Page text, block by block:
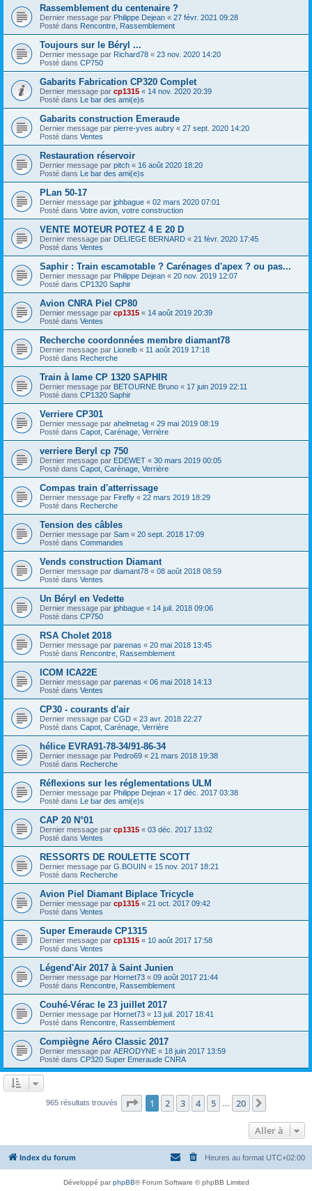
Rassemblement du centenaire ?
Dernier message par Philippe Dejean « 27 févr. 2021 09:28
Posté dans Rencontre, Rassemblement
Toujours sur le Béryl ...
Dernier message par Richard78 « 23 nov. 2020 14:20
Posté dans CP750
Gabarits Fabrication CP320 Complet
Dernier message par cp1315 « 14 nov. 2020 20:39
Posté dans Le bar des ami(e)s
Gabarits construction Emeraude
Dernier message par pierre-yves aubry « 27 sept. 2020 14:20
Posté dans Ventes
Restauration réservoir
Dernier message par pitch « 16 août 2020 18:20
Posté dans Le bar des ami(e)s
PLan 50-17
Dernier message par jphbague « 02 mars 2020 07:01
Posté dans Votre avion, votre construction
VENTE MOTEUR POTEZ 4 E 20 D
Dernier message par DELIEGE BERNARD « 21 févr. 2020 17:45
Posté dans Ventes
Saphir : Train escamotable ? Carénages d'apex ? ou pas...
Dernier message par Philippe Dejean « 20 nov. 2019 12:07
Posté dans CP1320 Saphir
Avion CNRA Piel CP80
Dernier message par cp1315 « 14 août 2019 20:39
Posté dans Ventes
Recherche coordonnées membre diamant78
Dernier message par Lionelb « 11 août 2019 17:18
Posté dans Recherche
Train à lame CP 1320 SAPHIR
Dernier message par BETOURNE Bruno « 17 juin 2019 22:11
Posté dans CP1320 Saphir
Verriere CP301
Dernier message par ahelmetag « 29 mai 2019 08:19
Posté dans Capot, Carénage, Verrière
verriere Beryl cp 750
Dernier message par EDEWET « 30 mars 2019 00:05
Posté dans Capot, Carénage, Verrière
Compas train d'atterrissage
Dernier message par Firefly « 22 mars 2019 18:29
Posté dans Recherche
Tension des câbles
Dernier message par Sam « 20 sept. 2018 17:09
Posté dans Commandes
Vends construction Diamant
Dernier message par diamant78 « 08 août 2018 08:59
Posté dans Ventes
Un Béryl en Vedette
Dernier message par jphbague « 14 juil. 2018 09:06
Posté dans CP750
RSA Cholet 2018
Dernier message par parenas « 20 mai 2018 13:45
Posté dans Rencontre, Rassemblement
ICOM ICA22E
Dernier message par parenas « 06 mai 2018 14:13
Posté dans Ventes
CP30 - courants d'air
Dernier message par CGD « 23 avr. 2018 22:27
Posté dans Capot, Carénage, Verrière
hélice EVRA91-78-34/91-86-34
Dernier message par Pedro69 « 21 mars 2018 19:38
Posté dans Recherche
Réflexions sur les réglementations ULM
Dernier message par Philippe Dejean « 17 déc. 2017 03:38
Posté dans Le bar des ami(e)s
CAP 20 N°01
Dernier message par cp1315 « 03 déc. 2017 13:02
Posté dans Ventes
RESSORTS DE ROULETTE SCOTT
Dernier message par G.BOUIN « 15 nov. 2017 18:21
Posté dans Recherche
Avion Piel Diamant Biplace Tricycle
Dernier message par cp1315 « 21 oct. 2017 09:42
Posté dans Ventes
Super Emeraude CP1315
Dernier message par cp1315 « 10 août 2017 17:58
Posté dans Ventes
Légend'Air 2017 à Saint Junien
Dernier message par Hornet73 « 09 août 2017 21:44
Posté dans Rencontre, Rassemblement
Couhé-Vérac le 23 juillet 2017
Dernier message par Hornet73 « 13 juil. 2017 18:41
Posté dans Rencontre, Rassemblement
Compiègne Aéro Classic 2017
Dernier message par AERODYNE « 18 juin 2017 13:59
Posté dans CP320 Super Emeraude CNRA
965 résultats trouvés Page 1sur20
1 2 3 4 5 20
Aller à
Index du forum Heures au format UTC+02:00
Développé parphpBB® Forum Software © phpBB Limited